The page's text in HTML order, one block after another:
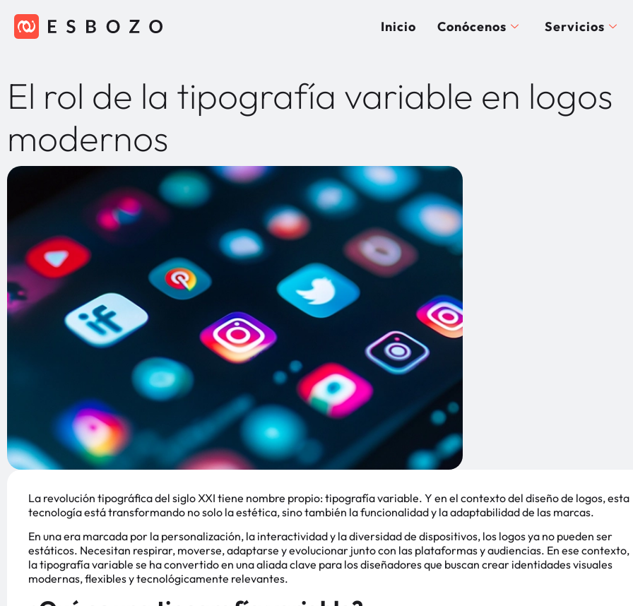
Inicio Conócenos Servicios
El rol de la tipografía variable en logos
modernos
La revolución tipográfica del siglo XXI tiene nombre propio: tipografía variable. Y en el contexto del diseño de logos, esta
tecnología está transformando no solo la estética, sino también la funcionalidad y la adaptabilidad de las marcas.
En una era marcada por la personalización, la interactividad y la diversidad de dispositivos, los logos ya no pueden ser
estáticos. Necesitan respirar, moverse, adaptarse y evolucionar junto con las plataformas y audiencias. En ese contexto,
la tipografía variable se ha convertido en una aliada clave para los diseñadores que buscan crear identidades visuales
modernas, flexibles y tecnológicamente relevantes.